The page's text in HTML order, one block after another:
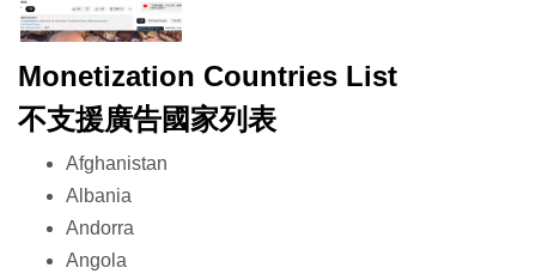
Monetization Countries List
不支援廣告國家列表
Afghanistan
Albania
Andorra
Angola